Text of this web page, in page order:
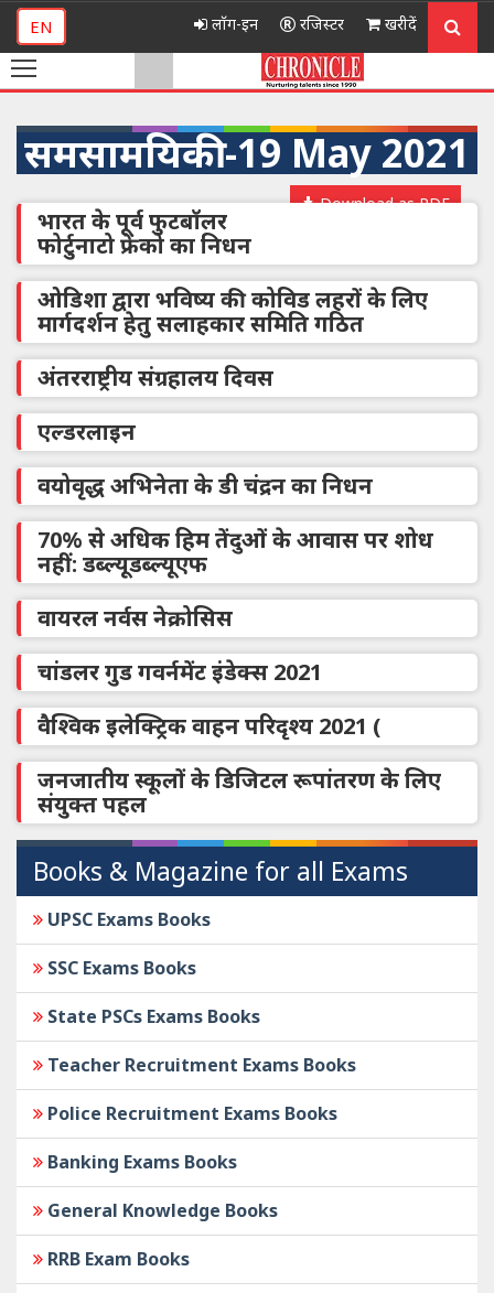
EN लॉग-इन रजिस्टर खरीदें
समसामयिकी -19 May 2021
Download as PDF
भारत के पूर्व फुटबॉलर
फोर्टुनाटो फ्रेंको का निधन
ओडिशा द्वारा भविष्य की कोविड लहरों के लिए
मार्गदर्शन हेतु सलाहकार समिति गठित
अंतरराष्ट्रीय संग्रहालय दिवस
एल्डरलाइन
वयोवृद्ध अभिनेता के डी चंद्रन का निधन
70% से अधिक हिम तेंदुओं के आवास पर शोध
नहीं: डब्ल्यूडब्ल्यूएफ
वायरल नर्वस नेक्रोसिस
चांडलर गुड गवर्नमेंट इंडेक्स 2021
वैश्विक इलेक्ट्रिक वाहन परिदृश्य 2021 (
जनजातीय स्कूलों के डिजिटल रूपांतरण के लिए
संयुक्त पहल
Books & Magazine for all Exams
UPSC Exams Books
SSC Exams Books
State PSCs Exams Books
Teacher Recruitment Exams Books
Police Recruitment Exams Books
Banking Exams Books
General Knowledge Books
RRB Exam Books